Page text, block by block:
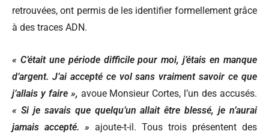
retrouvées, ont permis de les identifier formellement grâce
à des traces ADN.
« C’était une période difficile pour moi, j’étais en manque
d’argent. J’ai accepté ce vol sans vraiment savoir ce que
j’allais y faire », avoue Monsieur Cortes, l’un des accusés.
« Si je savais que quelqu’un allait être blessé, je n’aurai
jamais accepté. » ajoute-t-il. Tous trois présentent des